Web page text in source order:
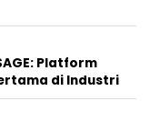
Platform
di Industri